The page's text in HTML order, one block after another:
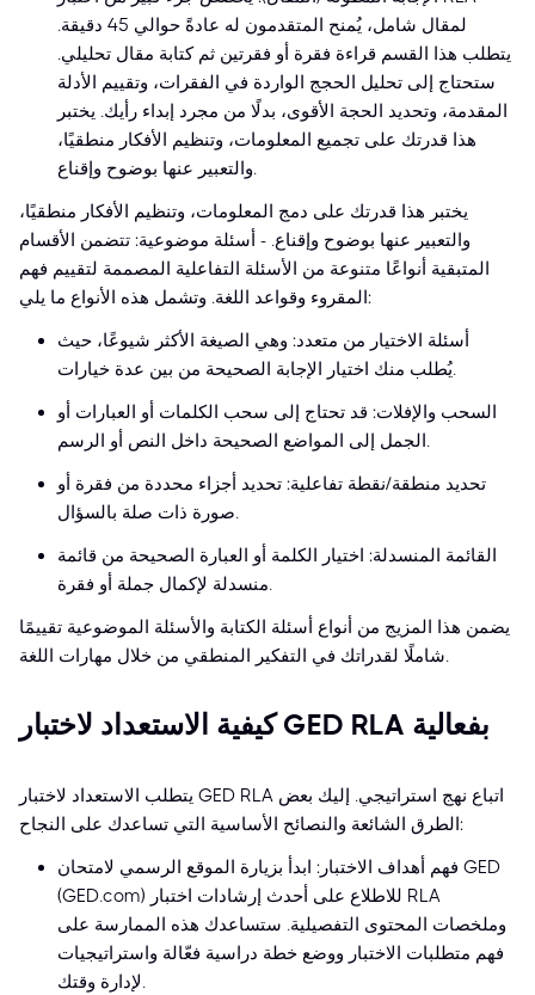
لمقال شامل، يُمنح المتقدمون له عادةً حوالي 45 دقيقة.
يتطلب هذا القسم قراءة فقرة أو فقرتين ثم كتابة مقال تحليلي.
ستحتاج إلى تحليل الحجج الواردة في الفقرات، وتقييم الأدلة
المقدمة، وتحديد الحجة الأقوى، بدلًا من مجرد إبداء رأيك. يختبر
هذا قدرتك على تجميع المعلومات، وتنظيم الأفكار منطقيًا،
والتعبير عنها بوضوح وإقناع.
يختبر هذا قدرتك على دمج المعلومات، وتنظيم الأفكار منطقيًا،
والتعبير عنها بوضوح وإقناع. - أسئلة موضوعية: تتضمن الأقسام
المتبقية أنواعًا متنوعة من الأسئلة التفاعلية المصممة لتقييم فهم
المقروء وقواعد اللغة. وتشمل هذه الأنواع ما يلي:
أسئلة الاختيار من متعدد: وهي الصيغة الأكثر شيوعًا، حيث
يُطلب منك اختيار الإجابة الصحيحة من بين عدة خيارات.
السحب والإفلات: قد تحتاج إلى سحب الكلمات أو العبارات أو
الجمل إلى المواضع الصحيحة داخل النص أو الرسم.
تحديد منطقة/نقطة تفاعلية: تحديد أجزاء محددة من فقرة أو
صورة ذات صلة بالسؤال.
القائمة المنسدلة: اختيار الكلمة أو العبارة الصحيحة من قائمة
منسدلة لإكمال جملة أو فقرة.
يضمن هذا المزيج من أنواع أسئلة الكتابة والأسئلة الموضوعية تقييمًا
شاملًا لقدراتك في التفكير المنطقي من خلال مهارات اللغة.
كيفية الاستعداد لاختبار GED RLA بفعالية
يتطلب الاستعداد لاختبار GED RLA اتباع نهج استراتيجي. إليك بعض
الطرق الشائعة والنصائح الأساسية التي تساعدك على النجاح:
فهم أهداف الاختبار: ابدأ بزيارة الموقع الرسمي لامتحان GED
(GED.com) للاطلاع على أحدث إرشادات اختبار RLA
وملخصات المحتوى التفصيلية. ستساعدك هذه الممارسة على
فهم متطلبات الاختبار ووضع خطة دراسية فعّالة واستراتيجيات
لإدارة وقتك.